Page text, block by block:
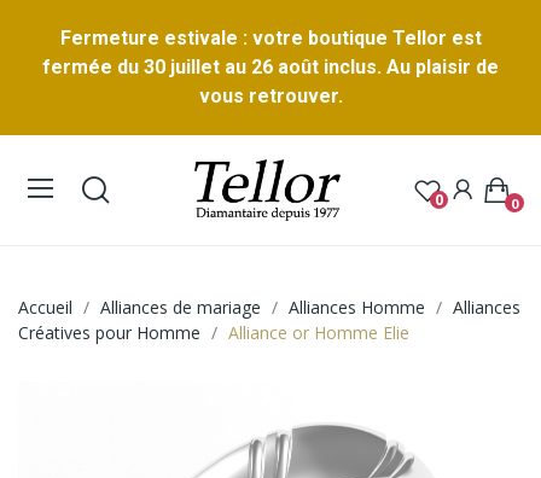
Fermeture estivale : votre boutique Tellor est
fermée du 30 juillet au 26 août inclus. Au plaisir de
vous retrouver.
0 0
Accueil Alliances de mariage Alliances Homme
Alliances
Créatives pour Homme
Alliance or Homme Elie